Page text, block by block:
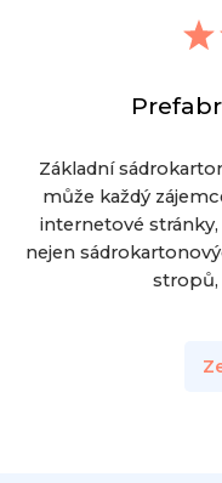
Základní
může každý
internetové
nejen
stropů,